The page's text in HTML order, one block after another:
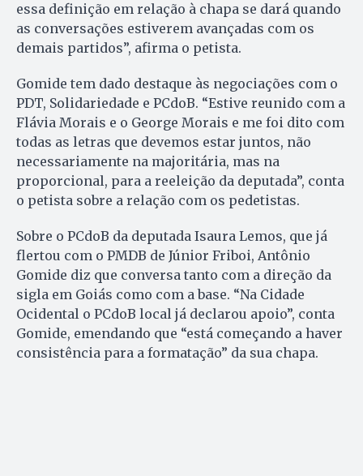
essa definição em relação à chapa se dará quando
as conversações estiverem avançadas com os
demais partidos”, afirma o petista.
Gomide tem dado destaque às negociações com o
PDT, Solidariedade e PCdoB. “Estive reunido com a
Flávia Morais e o George Morais e me foi dito com
todas as letras que devemos estar juntos, não
necessariamente na majoritária, mas na
proporcional, para a reeleição da deputada”, conta
o petista sobre a relação com os pedetistas.
Sobre o PCdoB da deputada Isaura Lemos, que já
flertou com o PMDB de Júnior Friboi, Antônio
Gomide diz que conversa tanto com a direção da
sigla em Goiás como com a base. “Na Cidade
Ocidental o PCdoB local já declarou apoio”, conta
Gomide, emendando que “está começando a haver
consistência para a formatação” da sua chapa.